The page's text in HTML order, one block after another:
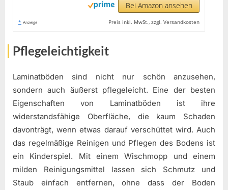
Bei Amazon ansehen
* Anzeige Preis inkl. MwSt., zzgl. Versandkosten
Pflegeleichtigkeit
Laminatböden sind nicht nur schön anzusehen,
sondern auch äußerst pflegeleicht. Eine der besten
Eigenschaften von Laminatböden ist ihre
widerstandsfähige Oberfläche, die kaum Schaden
davonträgt, wenn etwas darauf verschüttet wird. Auch
das regelmäßige Reinigen und Pflegen des Bodens ist
ein Kinderspiel. Mit einem Wischmopp und einem
milden Reinigungsmittel lassen sich Schmutz und
Staub einfach entfernen, ohne dass der Boden